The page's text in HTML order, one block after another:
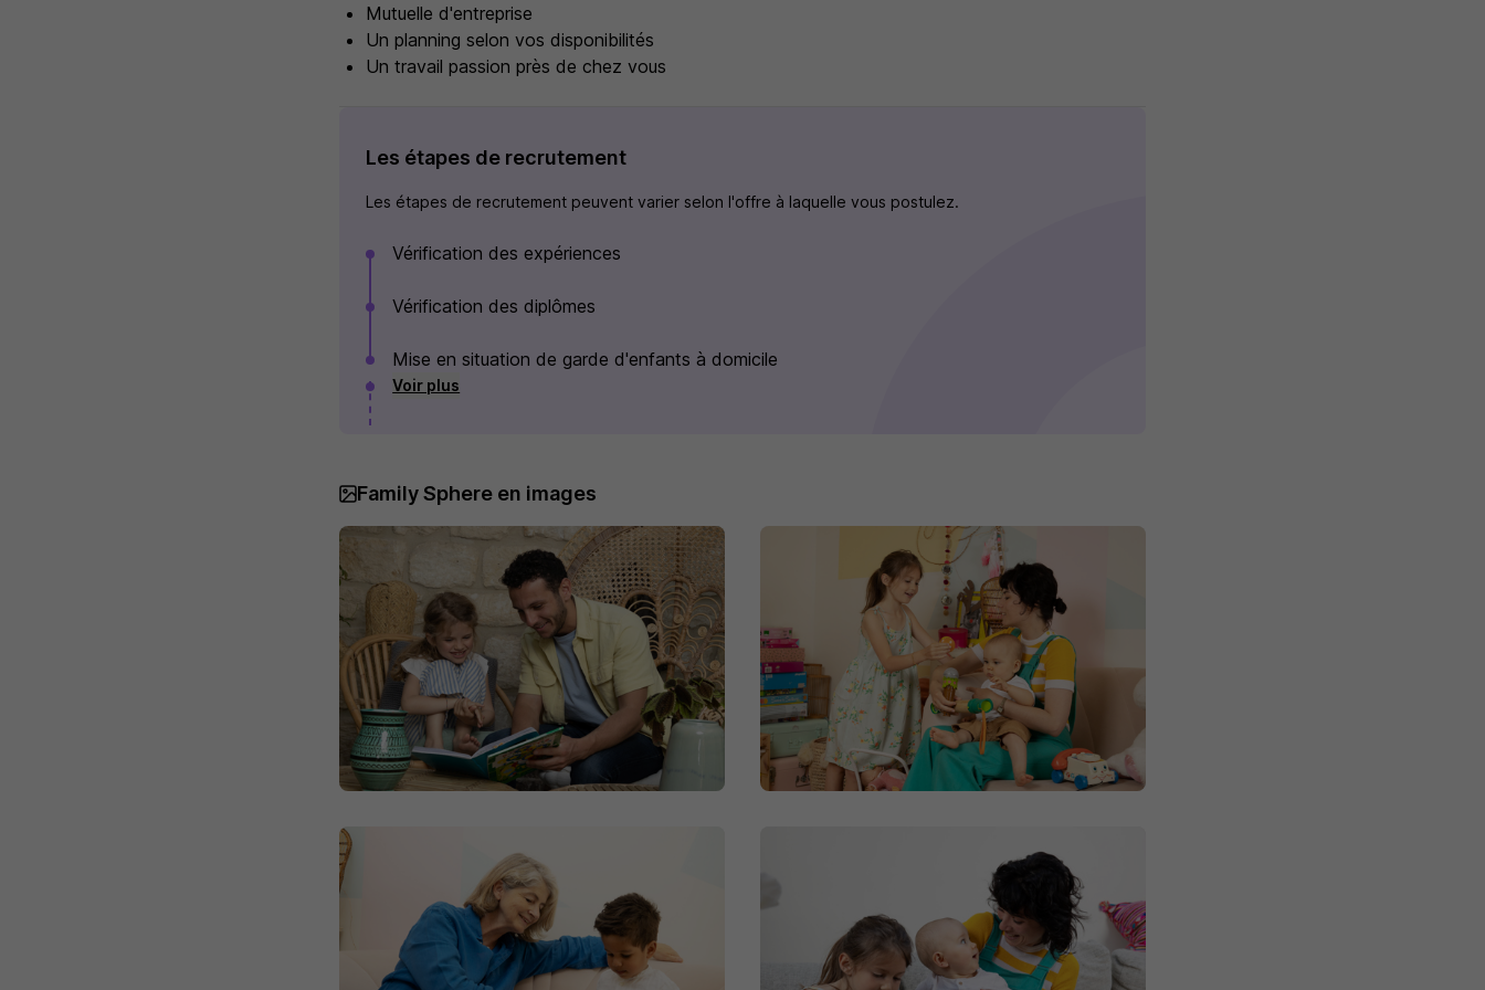
Mutuelle d'entreprise
Un planning selon vos disponibilités
Un travail passion près de chez vous
Les étapes de recrutement
Les étapes de recrutement peuvent varier selon l'offre à laquelle vous postulez.
Vérification des expériences
Vérification des diplômes
Mise en situation de garde d'enfants à domicile
Voir plus
Family Sphere en images